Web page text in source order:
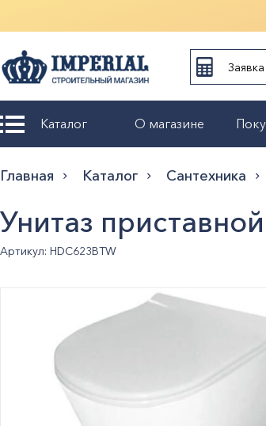
Каталог О магазине
Главная Каталог Сантехника
Унитаз
Артикул: HDC623BTW